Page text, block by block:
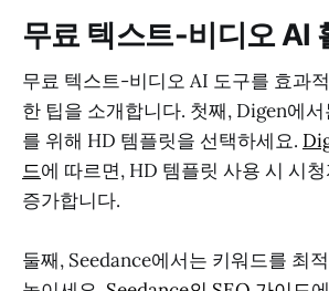
무료 텍스트-비디오 AI
무료 텍스트-비디오 AI 도구를 효과
한 팁을 소개합니다. 첫째, Digen에
를 위해 HD 템플릿을 선택하세요.
드에 따르면, HD 템플릿 사용 시 시
증가합니다.
둘째, Seedance에서는 키워드를 최